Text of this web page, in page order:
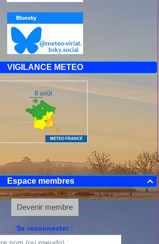
VIGILANCE METEO

Espace membres
Devenir membre
Se reconnecter :